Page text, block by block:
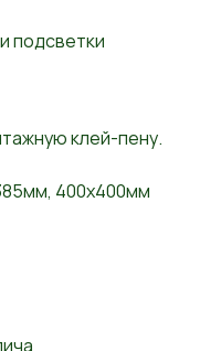
подсветки
клей-пену.
400х400мм